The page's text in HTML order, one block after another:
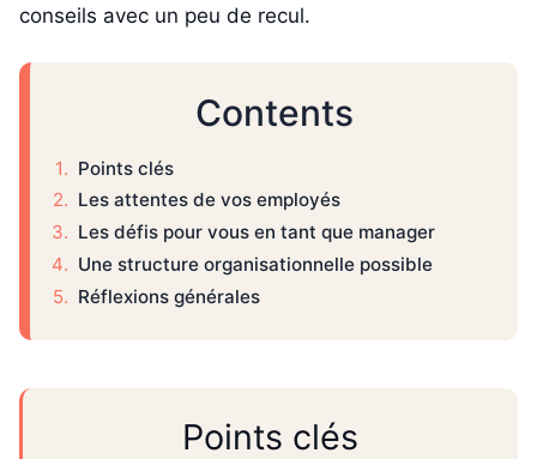
conseils avec un peu de recul.
Contents
Points clés
Les attentes de vos employés
Les défis pour vous en tant que manager
Une structure organisationnelle possible
Réflexions générales
Points clés